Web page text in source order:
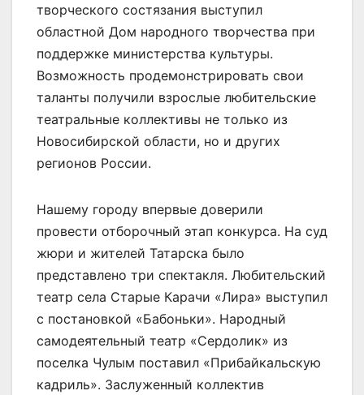
творческого состязания выступил
областной Дом народного творчества при
поддержке министерства культуры.
Возможность продемонстрировать свои
таланты получили взрослые любительские
театральные коллективы не только из
Новосибирской области, но и других
регионов России.
Нашему городу впервые доверили
провести отборочный этап конкурса. На суд
жюри и жителей Татарска было
представлено три спектакля. Любительский
театр села Старые Карачи «Лира» выступил
с постановкой «Бабоньки». Народный
самодеятельный театр «Сердолик» из
поселка Чулым поставил «Прибайкальскую
кадриль». Заслуженный коллектив